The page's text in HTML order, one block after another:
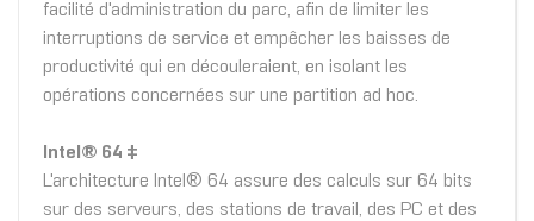
facilité d'administration du parc, afin de limiter les
interruptions de service et empêcher les baisses de
productivité qui en découleraient, en isolant les
opérations concernées sur une partition ad hoc.
Intel® 64 ‡
L'architecture Intel® 64 assure des calculs sur 64 bits
sur des serveurs, des stations de travail, des PC et des